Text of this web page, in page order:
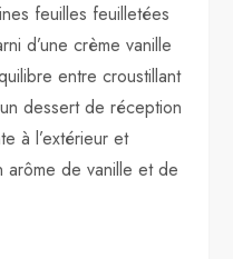
feuilles feuilletées
d’une crème vanille
entre croustillant
dessert de réception
à l’extérieur et
de vanille et de